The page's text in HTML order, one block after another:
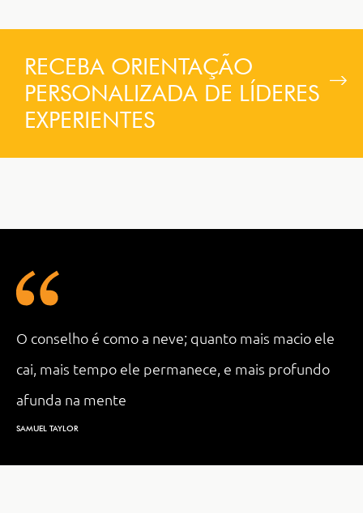
RECEBA ORIENTAÇÃO
PERSONALIZADA DE LÍDERES
EXPERIENTES
O conselho é como a neve; quanto mais macio ele
cai, mais tempo ele permanece, e mais profundo
afunda na mente
SAMUEL TAYLOR